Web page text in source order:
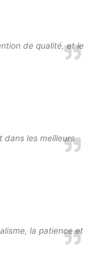
de qualité, et le
dans les meilleurs
la patience et